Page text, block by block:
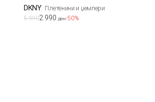
DKNY Плетенини и џемпери
5.9902.990 ден-50%